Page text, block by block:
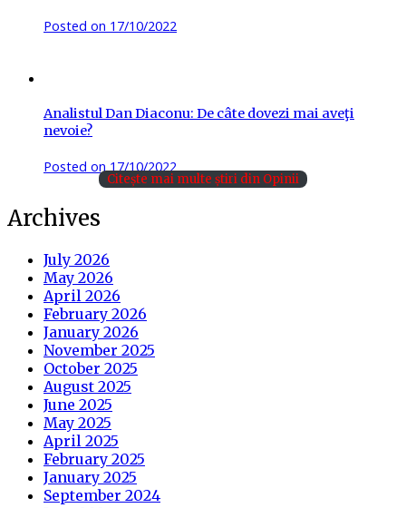
Posted on 17/10/2022
Analistul Dan Diaconu: De câte dovezi mai aveţi
nevoie?
Posted on 17/10/2022
Citește mai multe știri din Opinii
Archives
July 2026
May 2026
April 2026
February 2026
January 2026
November 2025
October 2025
August 2025
June 2025
May 2025
April 2025
February 2025
January 2025
September 2024